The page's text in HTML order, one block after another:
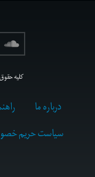
کلیه
درباره ما
سیاست حریم